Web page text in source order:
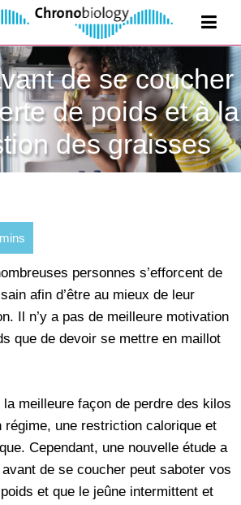
de se coucher
de poids et à la
des graisses
personnes s’efforcent de
afin d’être au mieux de leur
Il n’y a pas de meilleure motivation
que de devoir se mettre en maillot
meilleure façon de perdre des kilos
régime, une restriction calorique et
Cependant, une nouvelle étude a
de se coucher peut saboter vos
et que le jeûne intermittent et